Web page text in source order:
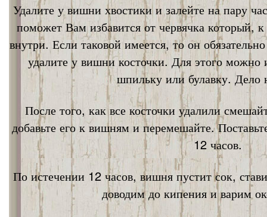
Удалите у вишни хвостики и залейте на пару
поможет Вам избавится от червячка который,
внутри. Если таковой имеется, то он
удалите у вишни косточки. Для этого можно
шпильку или булавку. Дело
После того, как все косточки удалили
добавьте его к вишням и перемешайте.
12 часов.
По истечении 12 часов, вишня пустит сок,
доводим до кипения и варим